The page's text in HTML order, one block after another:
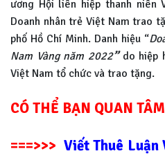
ương Hội liên hiệp thanh niên
Doanh nhân trẻ Việt Nam trao
phố Hồ Chí Minh. Danh hiệu “
Nam Vàng năm 2022”do hiệp
Việt Nam tổ chức và trao tặng.
CÓ THỂ BẠN QUAN
===>>> Viết Thuê Luận